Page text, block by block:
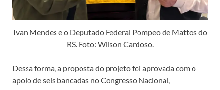
Ivan Mendes e o Deputado Federal Pompeo de Mattos do
RS. Foto: Wilson Cardoso.
Dessa forma, a proposta do projeto foi aprovada com o
apoio de seis bancadas no Congresso Nacional,